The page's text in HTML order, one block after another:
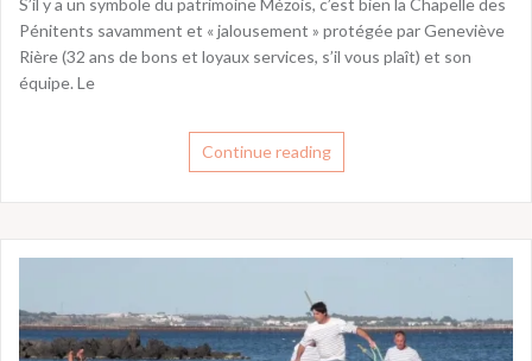
S’il y a un symbole du patrimoine Mézois, c’est bien la Chapelle des
Pénitents savamment et « jalousement » protégée par Geneviève
Rière (32 ans de bons et loyaux services, s’il vous plaît) et son
équipe. Le
Continue reading